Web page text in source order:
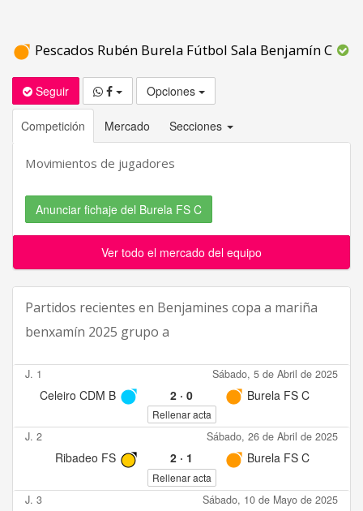
Pescados Rubén Burela Fútbol Sala Benjamín C
Seguir Opciones
Competición Mercado Secciones
Movimientos de jugadores
Anunciar fichaje del Burela FS C
Ver todo el mercado del equipo
Partidos recientes en Benjamines copa a mariña
benxamín 2025 grupo a
J. 1 Sábado, 5 de Abril de 2025
Celeiro CDM B 2· 0 Burela FS C
Rellenar acta
J. 2 Sábado, 26 de Abril de 2025
Ribadeo FS 2· 1 Burela FS C
Rellenar acta
J. 3 Sábado, 10 de Mayo de 2025